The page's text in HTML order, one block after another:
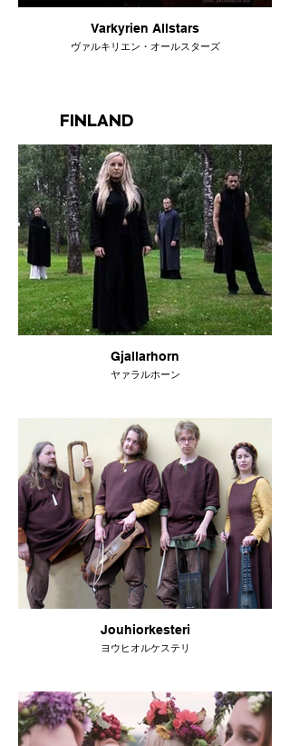
Varkyrien Allstars
ヴァルキリエン・オールスターズ
FINLAND
Gjallarhorn
ヤァラルホーン
Jouhiorkesteri
ヨウヒオルケステリ